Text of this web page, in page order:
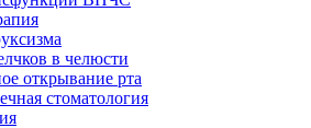
в челюсти
открывание рта
стоматология